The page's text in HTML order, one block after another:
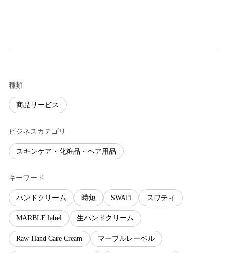
種類
商品サービス
ビジネスカテゴリ
スキンケア・化粧品・ヘア用品
キーワード
ハンドクリーム 時短 SWATi スワティ
MARBLE label 生ハンドクリーム
Raw Hand Care Cream マーブルレーベル